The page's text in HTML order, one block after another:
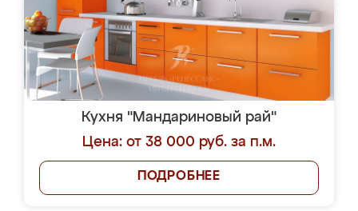
Кухня "Мандариновый рай"
Цена: от 38 000 руб. за п.м.
ПОДРОБНЕЕ